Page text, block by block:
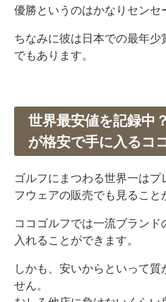
優勝というのはかなりセンセ
ちなみに彼は日本での最年少
でもあります。
世界最安値を記録中
が格安で手に入るコ
ゴルフにまつわる世界一は
フウェアの販売でも見ること
ココゴルフでは一流ブランド
入れることができます。
しかも、安いからといって質
せん。